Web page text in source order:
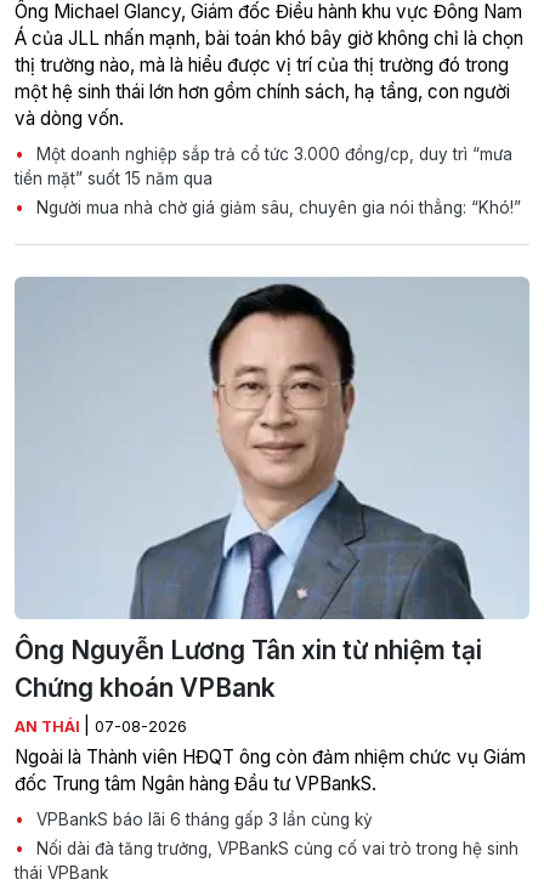
Ông Michael Glancy, Giám đốc Điều hành khu vực Đông Nam
Á của JLL nhấn mạnh, bài toán khó bây giờ không chỉ là chọn
thị trường nào, mà là hiểu được vị trí của thị trường đó trong
một hệ sinh thái lớn hơn gồm chính sách, hạ tầng, con người
và dòng vốn.
Một doanh nghiệp sắp trả cổ tức 3.000 đồng/cp, duy trì “mưa
tiền mặt” suốt 15 năm qua
Người mua nhà chờ giá giảm sâu, chuyên gia nói thẳng: “Khó!”
Ông Nguyễn Lương Tân xin từ nhiệm tại
Chứng khoán VPBank
AN THÁI 07-08-2026
Ngoài là Thành viên HĐQT ông còn đảm nhiệm chức vụ Giám
đốc Trung tâm Ngân hàng Đầu tư VPBankS.
VPBankS báo lãi 6 tháng gấp 3 lần cùng kỳ
Nối dài đà tăng trưởng, VPBankS củng cố vai trò trong hệ sinh
thái VPBank